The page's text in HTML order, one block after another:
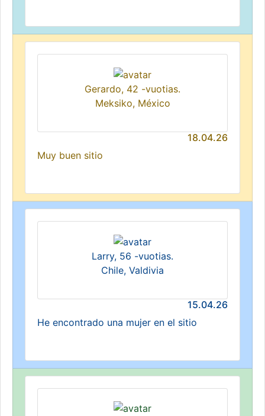
Gerardo, 42 -vuotias.
Meksiko, México
18.04.26
Muy buen sitio
Larry, 56 -vuotias.
Chile, Valdivia
15.04.26
He encontrado una mujer en el sitio